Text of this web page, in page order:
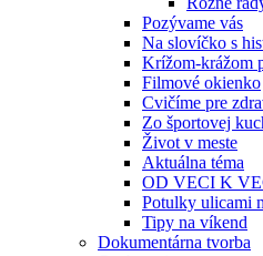
Pozývame vás
Na slovíčko s
Krížom-krážom
Filmové okienko
Cvičíme pre
Zo športovej
Život v meste
Aktuálna téma
OD VECI K
Potulky ulicami
Tipy na víkend
Dokumentárna tvorba